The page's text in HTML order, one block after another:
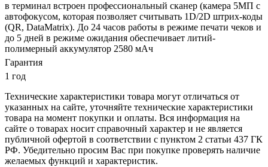
в терминал встроен профессиональный сканер (камера 5МП с
автофокусом, которая позволяет считывать 1D/2D штрих-коды
(QR, DataMatrix). До 24 часов работы в режиме печати чеков и
до 5 дней в режиме ожидания обеспечивает литий-
полимерный аккумулятор 2580 мАч
Гарантия
1 год
Технические характеристики товара могут отличаться от
указанных на сайте, уточняйте технические характеристики
товара на момент покупки и оплаты. Вся информация на
сайте о товарах носит справочный характер и не является
публичной офертой в соответствии с пунктом 2 статьи 437 ГК
РФ. Убедительно просим Вас при покупке проверять наличие
желаемых функций и характеристик.